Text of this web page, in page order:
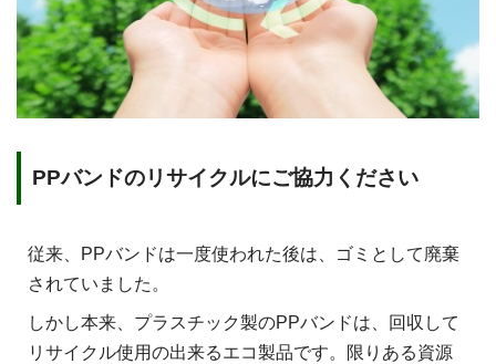
PPバンドのリサイクルにご協力ください
従来、PPバンドは一度使われた後は、ゴミとして廃棄
されていました。
しかし本来、プラスチック製のPPバンドは、回収して
リサイクル使用の出来るエコ製品です。限りある資源